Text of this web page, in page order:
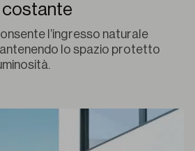
costante
l’ingresso naturale
lo spazio protetto